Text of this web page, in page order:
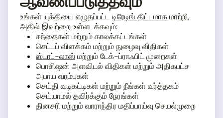
உங்கள் யுக்தியை எழுதப்பட்டடிரேடிங் திட்டமாகமாற்றி,
அதில் இவற்றை உள்ளடக்கவும்:
சந்தைகள் மற்றும் காலக்கட்டங்கள்
செட்டப் விளக்கம் மற்றும் நுழைவு விதிகள்
ஸ்டாப்-லாஸ்மற்றும் டேக்-ப்ராஃபிட் முறைகள்
பொசிஷன் அளவிடல் விதிகள் மற்றும் அதிகபட்ச
அபாய வரம்புகள்
செய்தி வடிகட்டிகள் மற்றும் நீங்கள் வர்த்தகம்
செய்யாமல் தவிர்க்கும் நேரங்கள்
தினசரி மற்றும் வாராந்திர மதிப்பாய்வு செயல்முறை